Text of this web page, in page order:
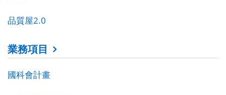
品質屋2.0
業務項目
國科會計畫